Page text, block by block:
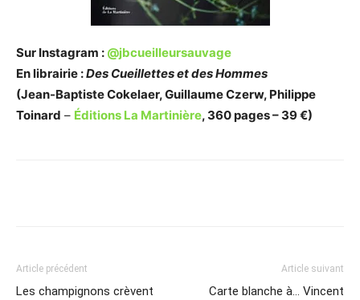
Sur Instagram : @jbcueilleursauvage
En librairie :Des Cueillettes et des Hommes
(Jean-Baptiste Cokelaer, Guillaume Czerw, Philippe
Toinard – Éditions La Martinière, 360 pages – 39 €)
Article précédent
Les champignons crèvent
Article suivant
Carte blanche à… Vincent